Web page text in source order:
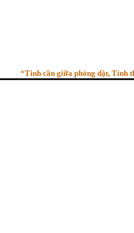
“Tinh cần giữa phóng dật, Tỉnh thức